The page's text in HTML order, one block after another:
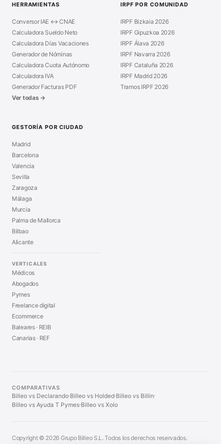
HERRAMIENTAS
Conversor IAE ↔ CNAE
Calculadora Sueldo Neto
Calculadora Días Vacaciones
Generador de Nóminas
Calculadora Cuota Autónomo
Calculadora IVA
Generador Facturas PDF
Ver todas →
IRPF POR COMUNIDAD
IRPF Bizkaia 2026
IRPF Gipuzkoa 2026
IRPF Álava 2026
IRPF Navarra 2026
IRPF Cataluña 2026
IRPF Madrid 2026
Tramos IRPF 2026
GESTORÍA POR CIUDAD
Madrid
Barcelona
Valencia
Sevilla
Zaragoza
Málaga
Murcia
Palma de Mallorca
Bilbao
Alicante
VERTICALES
Médicos
Abogados
Pymes
Freelance digital
Ecommerce
Baleares · REIB
Canarias · REF
COMPARATIVAS
Billeo vs Declarando·Billeo vs Holded·Billeo vs Billin·
Billeo vs Ayuda T Pymes·Billeo vs Xolo
Copyright © 2026 Grupo Billeo S.L. Todos los derechos reservados.